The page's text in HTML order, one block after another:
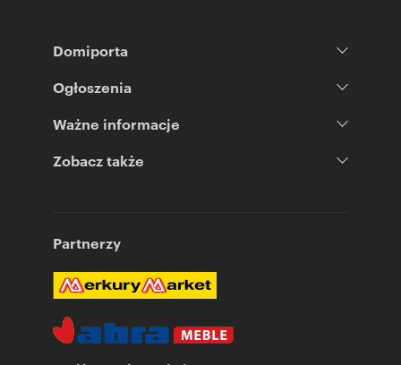
Domiporta
Ogłoszenia
Ważne informacje
Zobacz także
Partnerzy